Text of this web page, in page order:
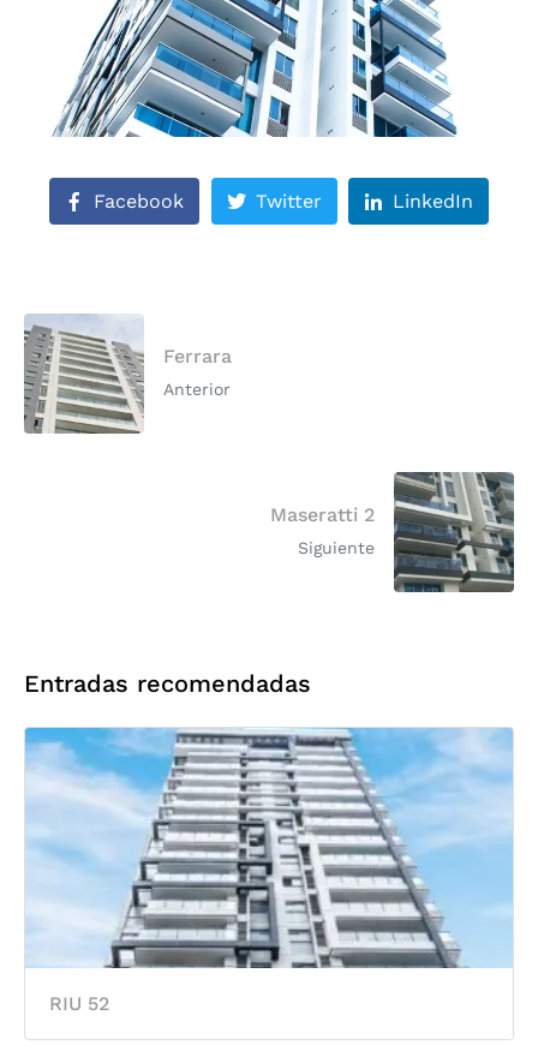
Facebook Twitter LinkedIn
Ferrara
Anterior
Maseratti 2
Siguiente
Entradas recomendadas
RIU 52